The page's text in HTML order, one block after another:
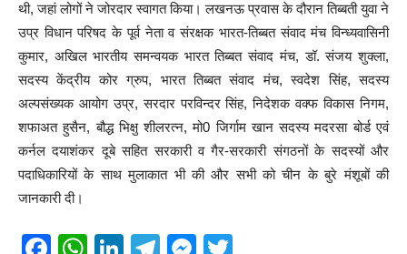
थी, जहां लोगों ने जोरदार स्वागत किया। लखनऊ प्रवास के दौरान तिब्बती युवा ने
उप्र विधान परिषद के पूर्व नेता व संरक्षक भारत-तिब्बत संवाद मंच विन्ध्यवासिनी
कुमार, अखिल भारतीय समन्वयक भारत तिब्बत संवाद मंच, डॉ. संजय शुक्ला,
सदस्य केंद्रीय कोर ग्रुप, भारत तिब्बत संवाद मंच, स्वदेश सिंह, सदस्य
अल्पसंख्यक आयोग उप्र, सरदार परविन्दर सिंह, निदेशक वक्फ विकास निगम,
शफाअत हुसैन, बौद्ध भिक्षु शीलरत्न, मो0 जिर्गाम खान सदस्य मदरसा बोर्ड एवं
कर्नल दयाशंकर दूबे सहित सरकारी व गैर-सरकारी संगठनों के सदस्यों और
पदाधिकारियों के साथ मुलाकात भी की और सभी को चीन के बुरे मंशूबों की
जानकारी दी।